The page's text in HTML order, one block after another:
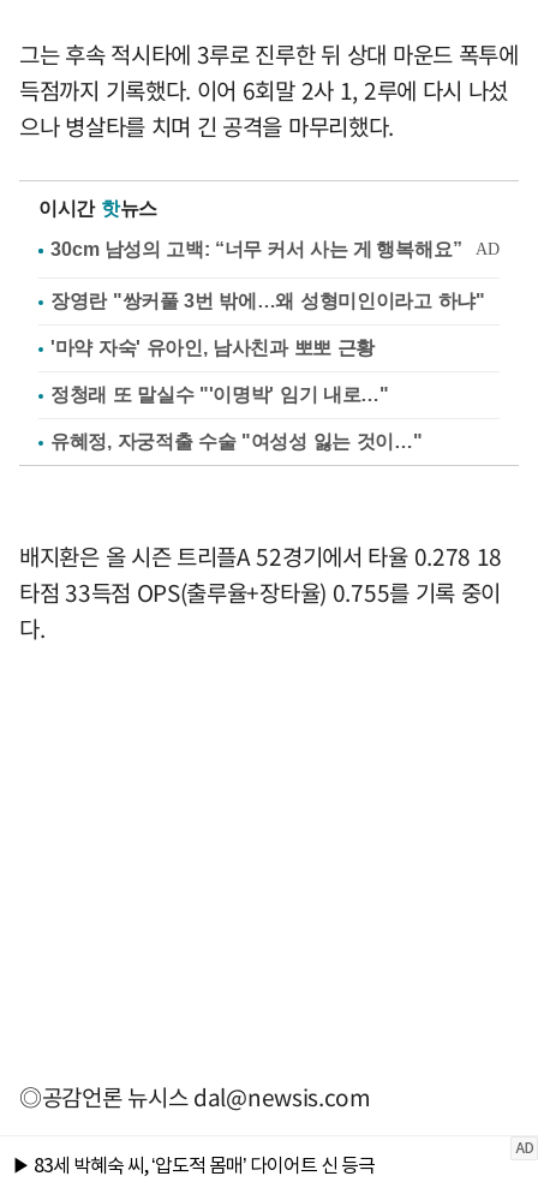
그는 후속 적시타에 3루로 진루한 뒤 상대 마운드 폭투에
득점까지 기록했다. 이어 6회말 2사 1, 2루에 다시 나섰
으나 병살타를 치며 긴 공격을 마무리했다.
이시간 핫뉴스
장영란 "쌍커풀 3번 밖에…왜 성형미인이라고 하냐"
'마약 자숙' 유아인, 남사친과 뽀뽀 근황
정청래 또 말실수 "'이명박' 임기 내로…"
유혜정, 자궁적출 수술 "여성성 잃는 것이…"
배지환은 올 시즌 트리플A 52경기에서 타율 0.278 18
타점 33득점 OPS(출루율+장타율) 0.755를 기록 중이
다.
◎공감언론 뉴시스dal@newsis.com